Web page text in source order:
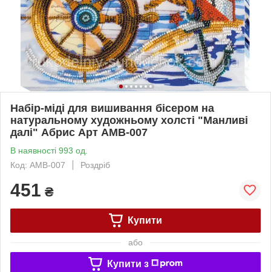
Набір-міді для вишивання бісером на
натуральному художньому холсті "Манливі
далі" Абрис Арт AMB-007
В наявності 993 од.
Код: AMB-007
Роздріб
451 ₴
Купити
або
Купити з